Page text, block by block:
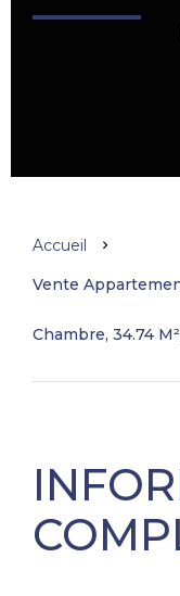
Accueil
Vente
Chambre, 34.74